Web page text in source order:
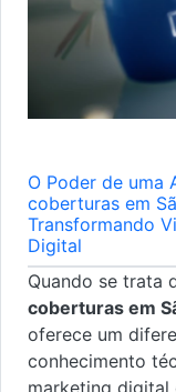
O Poder de uma
coberturas em
Transformando
Digital
Quando se trata
coberturas em
oferece um
conhecimento
marketing digital